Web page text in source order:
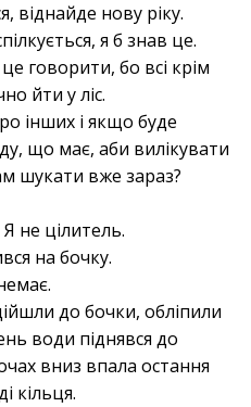
віднайде нову ріку.
я б знав це.
говорити, бо всі крім
йти у ліс.
інших і якщо буде
що має, аби вилікувати
шукати вже зараз?
не цілитель.
на бочку.
до бочки, обліпили
води піднявся до
очах вниз впала остання
кільця.